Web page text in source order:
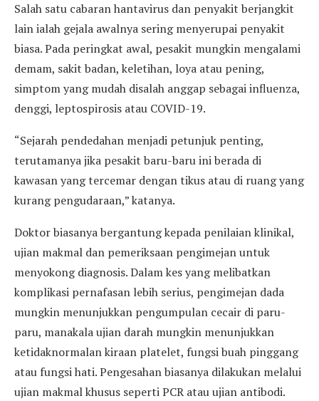
Salah satu cabaran hantavirus dan penyakit berjangkit
lain ialah gejala awalnya sering menyerupai penyakit
biasa. Pada peringkat awal, pesakit mungkin mengalami
demam, sakit badan, keletihan, loya atau pening,
simptom yang mudah disalah anggap sebagai influenza,
denggi, leptospirosis atau COVID-19.
“Sejarah pendedahan menjadi petunjuk penting,
terutamanya jika pesakit baru-baru ini berada di
kawasan yang tercemar dengan tikus atau di ruang yang
kurang pengudaraan,” katanya.
Doktor biasanya bergantung kepada penilaian klinikal,
ujian makmal dan pemeriksaan pengimejan untuk
menyokong diagnosis. Dalam kes yang melibatkan
komplikasi pernafasan lebih serius, pengimejan dada
mungkin menunjukkan pengumpulan cecair di paru-
paru, manakala ujian darah mungkin menunjukkan
ketidaknormalan kiraan platelet, fungsi buah pinggang
atau fungsi hati. Pengesahan biasanya dilakukan melalui
ujian makmal khusus seperti PCR atau ujian antibodi.